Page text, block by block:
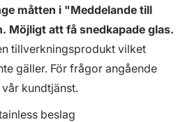
måtten i "Meddelande till
Möjligt att få snedkapade glas.
tillverkningsprodukt vilket
gäller. För frågor angående
kundtjänst.
beslag